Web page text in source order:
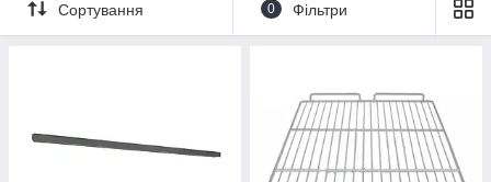
поломок потрібно швидко придбати якіснізапчастини та
товари виготовлені у повній відповідності з європейськими
Сортування 0 Фільтри